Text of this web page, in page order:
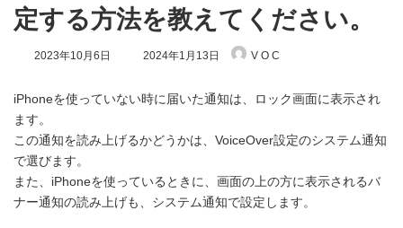
定する方法を教えてください。
2023年10月6日
最
新
:
2024年1月13日 V O C
iPhoneを使っていない時に届いた通知は、ロック画面に表示され
ます。
この通知を読み上げるかどうかは、VoiceOver設定のシステム通知
で選びます。
また、iPhoneを使っているときに、画面の上の方に表示されるバ
ナー通知の読み上げも、システム通知で設定します。